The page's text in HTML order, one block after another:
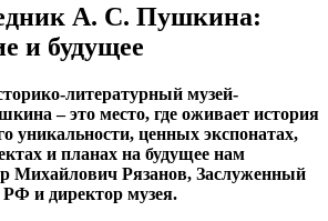
А. С. Пушкина:
и будущее
литературный музей-
– это место, где оживает история
уникальности, ценных экспонатах,
и планах на будущее нам
Михайлович Рязанов, Заслуженный
и директор музея.